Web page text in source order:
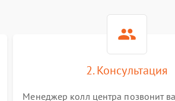
2. Консультация
Менеджер колл центра позвонит